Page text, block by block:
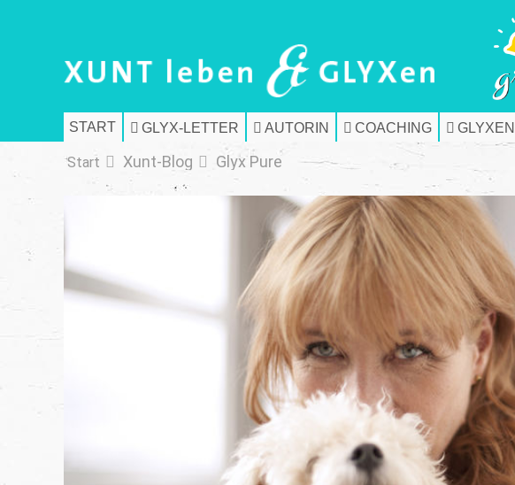
START GLYX-LETTER AUTORIN COACHING GLYXEN
Start Xunt-Blog Glyx Pure